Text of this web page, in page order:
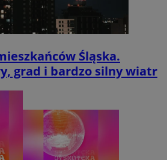
Śląska.
grad i bardzo silny wiatr